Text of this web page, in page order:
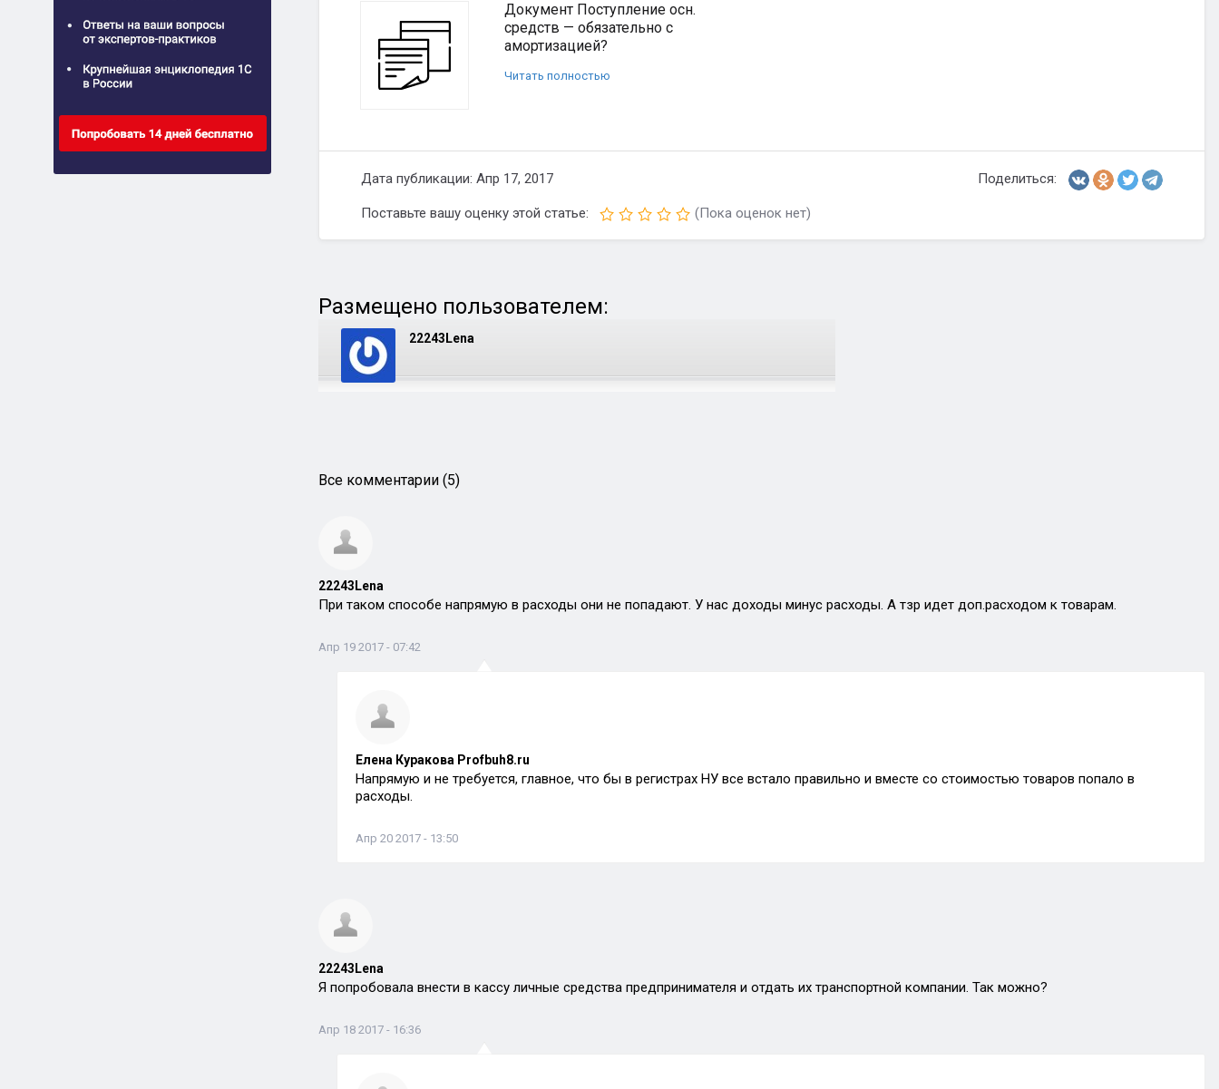
Документ Поступление осн.
средств — обязательно с
амортизацией?
Читать полностью
Дата публикации: Апр 17, 2017 Поделиться:
Поставьте вашу оценку этой статье: (Пока оценок нет)
Размещено пользователем:
22243Lena
Все комментарии (5)
22243Lena
При таком способе напрямую в расходы они не попадают. У нас доходы минус расходы. А тзр идет доп.расходом к товарам.
Апр 19 2017 - 07:42
Елена Куракова Profbuh8.ru
Напрямую и не требуется, главное, что бы в регистрах НУ все встало правильно и вместе со стоимостью товаров попало в
расходы.
Апр 20 2017 - 13:50
22243Lena
Я попробовала внести в кассу личные средства предпринимателя и отдать их транспортной компании. Так можно?
Апр 18 2017 - 16:36